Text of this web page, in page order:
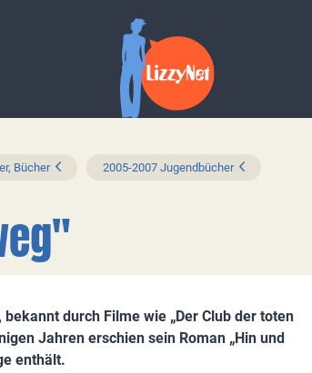
Bücher 2005-2007 Jugendbücher
durch Filme wie „Der Club der toten
Jahren erschien sein Roman „Hin und
enthält.